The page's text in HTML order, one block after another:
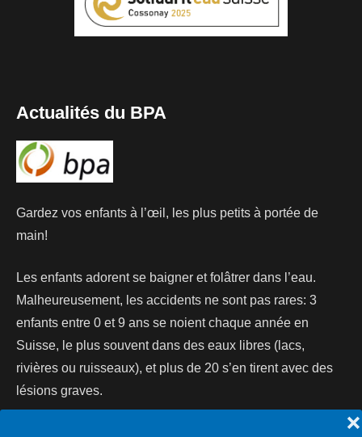
❌
Actualités du BPA
Gardez vos enfants à l’œil, les plus petits à portée de
main!
Les enfants adorent se baigner et folâtrer dans l’eau.
Malheureusement, les accidents ne sont pas rares: 3
enfants entre 0 et 9 ans se noient chaque année en
Suisse, le plus souvent dans des eaux libres (lacs,
rivières ou ruisseaux), et plus de 20 s’en tirent avec des
lésions graves.